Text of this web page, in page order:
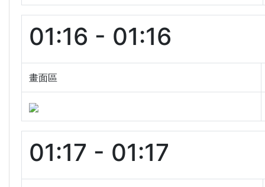
01:16 - 01:16
畫面區
01:17 - 01:17